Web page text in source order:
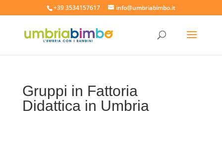
+39 3534157617 info@umbriabimbo.it
Gruppi in Fattoria
Didattica in Umbria